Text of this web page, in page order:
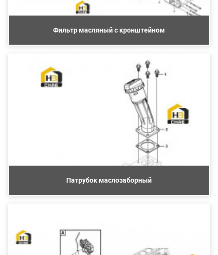
Фильтр масляный с кронштейном
Патрубок маслозаборный